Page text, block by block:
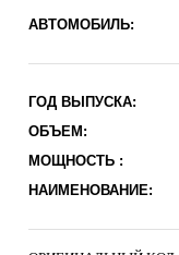
АВТОМОБИЛЬ:
ГОД ВЫПУСКА:
ОБЪЕМ:
МОЩНОСТЬ :
НАИМЕНОВАНИЕ: